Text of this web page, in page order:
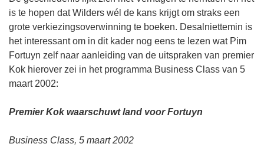
is te hopen dat Wilders wél de kans krijgt om straks een
grote verkiezingsoverwinning te boeken. Desalniettemin is
het interessant om in dit kader nog eens te lezen wat Pim
Fortuyn zelf naar aanleiding van de uitspraken van premier
Kok hierover zei in het programma Business Class van 5
maart 2002:
Premier Kok waarschuwt land voor Fortuyn
Business Class, 5 maart 2002